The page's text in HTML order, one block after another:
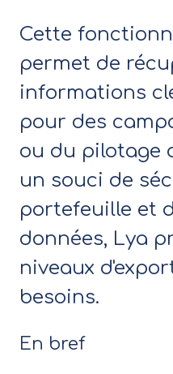
Cette
permet de
informations
pour des
ou du pilotage
un souci de
portefeuille et
données, Lya
niveaux
besoins.
En bref